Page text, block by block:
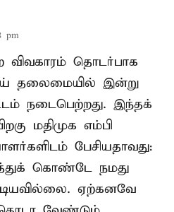
pm
விவகாரம் தொடர்பாக
தலைமையில் இன்று
நடைபெற்றது. இந்தக்
மதிமுக எம்பி
பேசியதாவது:
கொண்டே நமது
ஏற்கனவே